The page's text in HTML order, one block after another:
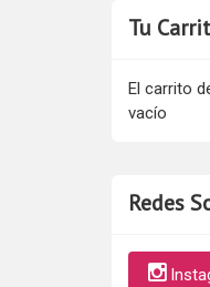
Tu
El carrito
vacío
Redes